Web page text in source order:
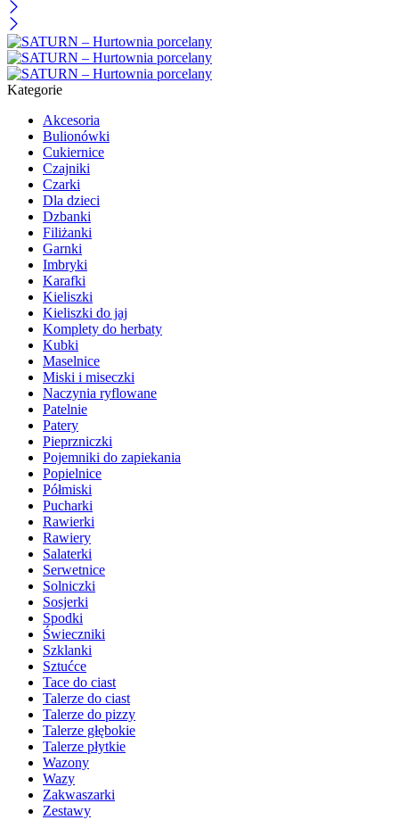
Kategorie
Akcesoria
Bulionówki
Cukiernice
Czajniki
Czarki
Dla dzieci
Dzbanki
Filiżanki
Garnki
Imbryki
Karafki
Kieliszki
Kieliszki do jaj
Komplety do herbaty
Kubki
Maselnice
Miski i miseczki
Naczynia ryflowane
Patelnie
Patery
Pieprzniczki
Pojemniki do zapiekania
Popielnice
Półmiski
Pucharki
Rawierki
Rawiery
Salaterki
Serwetnice
Solniczki
Sosjerki
Spodki
Świeczniki
Szklanki
Sztućce
Tace do ciast
Talerze do ciast
Talerze do pizzy
Talerze głębokie
Talerze płytkie
Wazony
Wazy
Zakwaszarki
Zestawy